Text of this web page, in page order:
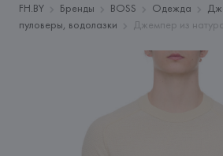
FH.BY Бренды BOSS Одежда
пуловеры, водолазки
Джемпер из